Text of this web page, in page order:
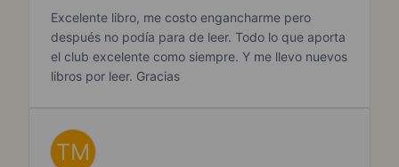
Excelente libro, me costo engancharme pero
después no podía para de leer. Todo lo que aporta
el club excelente como siempre. Y me llevo nuevos
libros por leer. Gracias
TM